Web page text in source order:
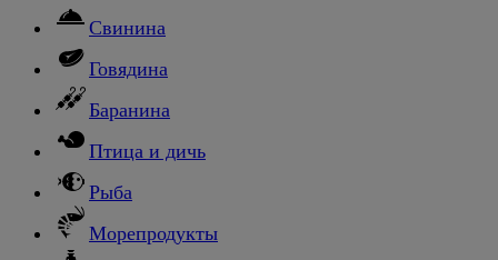
Свинина
Говядина
Баранина
Птица и дичь
Рыба
Морепродукты